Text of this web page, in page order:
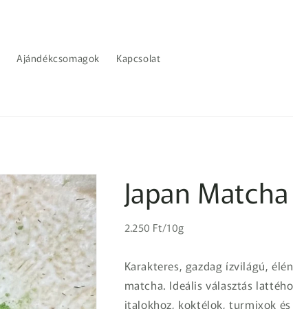
Ajándékcsomagok Kapcsolat
Japan
Normál
Egységár
2.250 Ft/10g
Karakteres, gazdag ízvilágú,
matcha. Ideális választás
italokhoz, koktélok, turmixok és